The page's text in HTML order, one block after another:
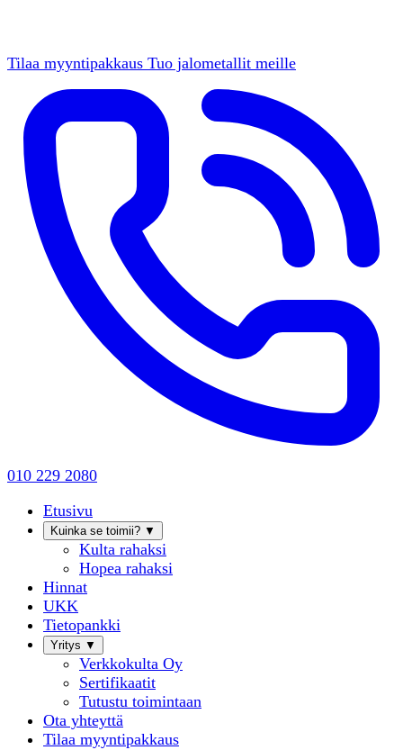
Tilaa myyntipakkaus Tuo jalometallit meille
010 229 2080
Etusivu
Kuinka se toimii? ▼
Kulta rahaksi
Hopea rahaksi
Hinnat
UKK
Tietopankki
Yritys ▼
Verkkokulta Oy
Sertifikaatit
Tutustu toimintaan
Ota yhteyttä
Tilaa myyntipakkaus